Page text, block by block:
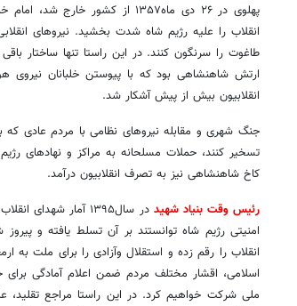
انقلاب را علیه رژیم شاه شدت بخشید. نیروهای
طاغوت را سرنگون کنند. در این راستا تنها ساختار
انقلابیون بیش از پیش آشکار شد.
جنگ شهری و مقابله نیروهای نظامی با مردم عادی که
کاخ شاهنشاهی نیز به تصرف انقلابیون درآمد.
رئیس وقت بنیاد شهید
انقلاب را رقم زده و استقلال وآزادی را برای ملت به
ملی شرکت خواهیم کرد. در این راستا مراجع